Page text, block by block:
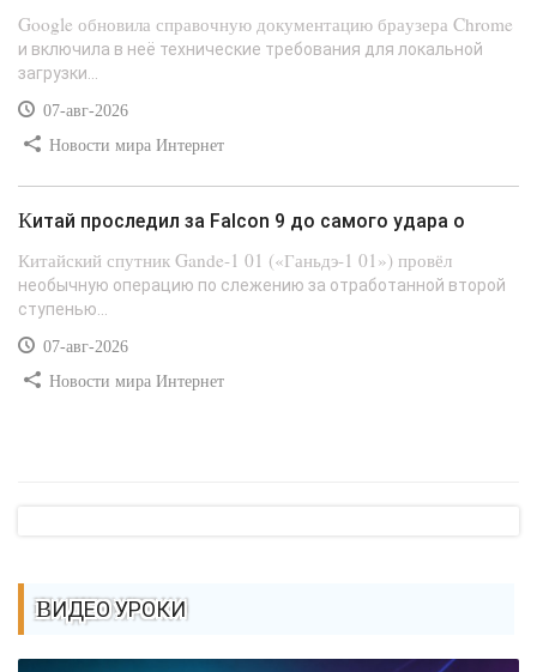
Google обновила справочную документацию браузера Chrome
и включила в неё технические требования для локальной
загрузки...
07-авг-2026
Новости мира Интернет
Китай проследил за Falcon 9 до самого удара о
Китайский спутник Gande-1 01 («Ганьдэ-1 01») провёл
необычную операцию по слежению за отработанной второй
ступенью...
07-авг-2026
Новости мира Интернет
ВИДЕО УРОКИ